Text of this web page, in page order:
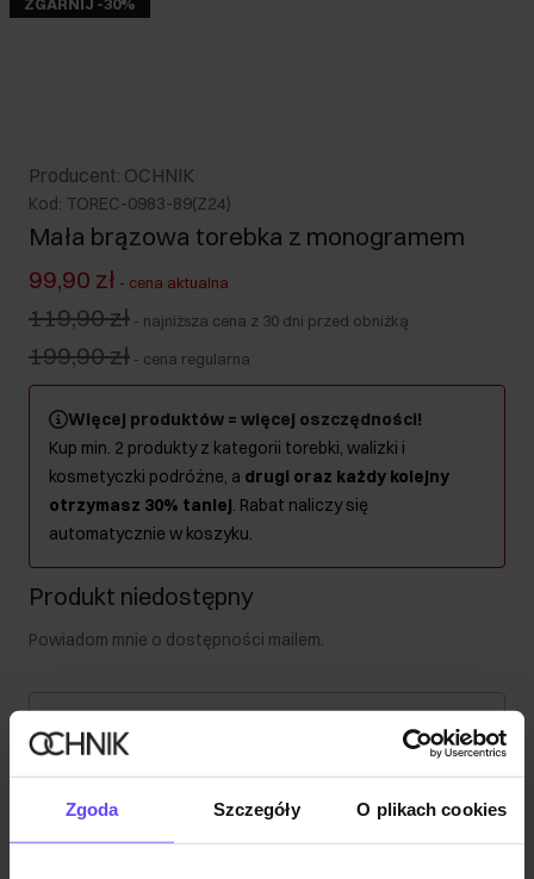
Zgoda Szczegóły O plikach cookies
Producent: OCHNIK
Kod: TOREC-0983-89(Z24)
Mała brązowa torebka z monogramem
99,90 zł - cena aktualna
119,90 zł - najniższa cena z 30 dni przed obniżką
199,90 zł - cena regularna
Więcej produktów = więcej oszczędności!
Kup min. 2 produkty z kategorii torebki, walizki i
kosmetyczki podróżne, a drugi oraz każdy kolejny
otrzymasz 30% taniej. Rabat naliczy się
automatycznie w koszyku.
Produkt niedostępny
Powiadom mnie o dostępności mailem.
Powiadom o dostępności